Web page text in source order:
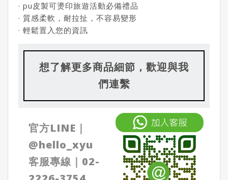
· pu皮製可燙印旅遊活動必備禮品
· 質感柔軟，耐拉扯，不容易變形
· 輕鬆置入您的資訊
想了解更多商品細節，歡迎與我
們連繫
官方LINE｜
@hello_xyu
客服專線｜ 02-